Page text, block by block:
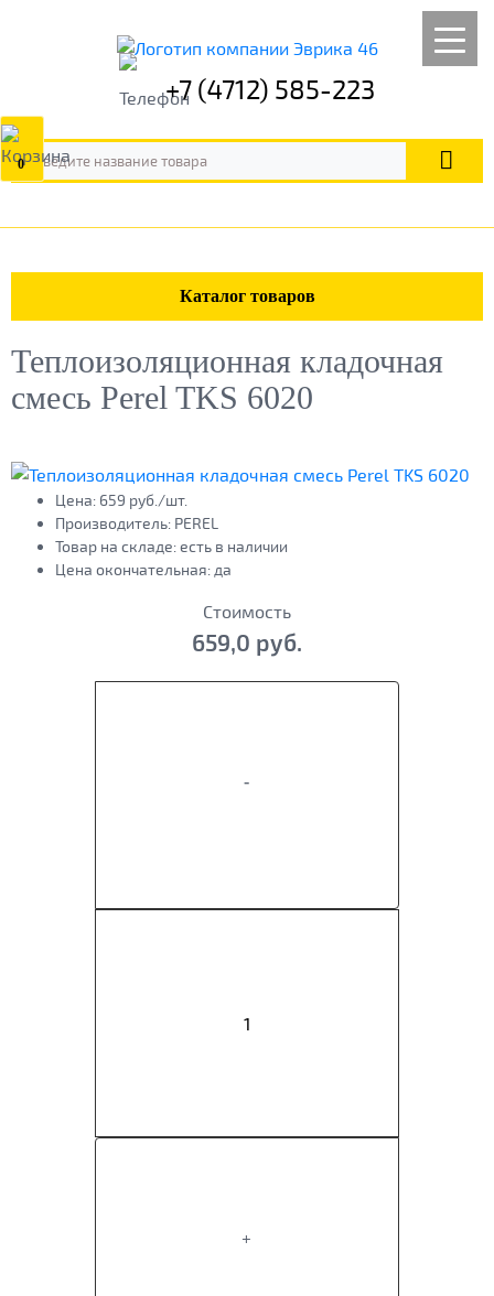
+7 (4712) 585-223
0
Каталог товаров
Теплоизоляционная кладочная
смесь Perel TKS 6020
Цена: 659 руб./шт.
Производитель: PEREL
Товар на складе:есть в наличии
Цена окончательная: да
Стоимость
659,0 руб.
-
+